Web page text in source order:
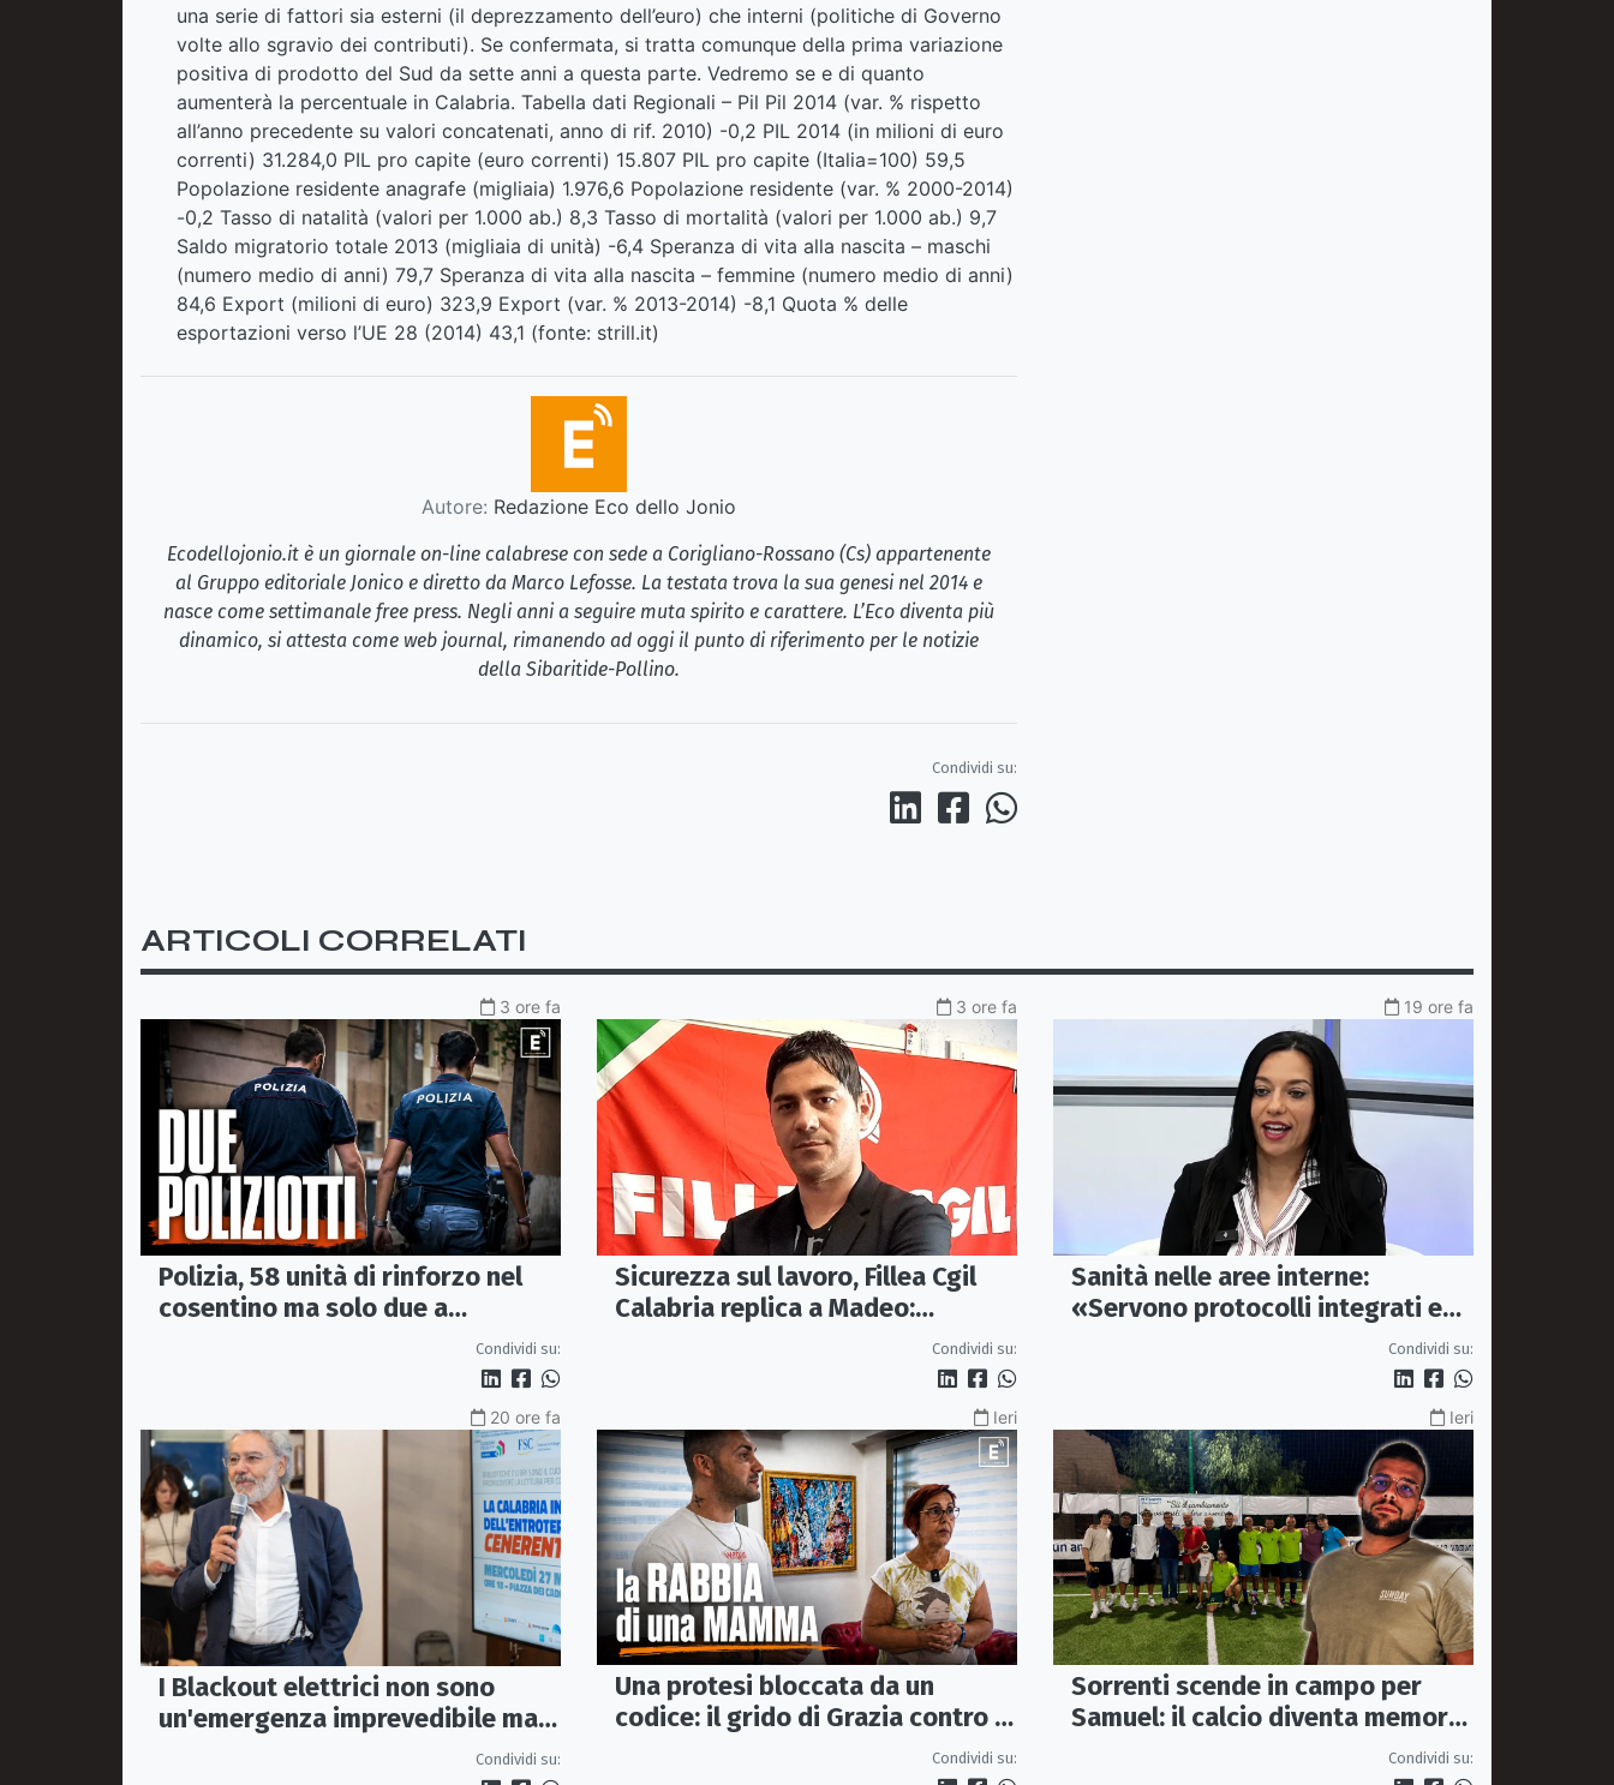
una serie di fattori sia esterni (il deprezzamento dell’euro) che interni (politiche di Governo
volte allo sgravio dei contributi). Se confermata, si tratta comunque della prima variazione
positiva di prodotto del Sud da sette anni a questa parte. Vedremo se e di quanto
aumenterà la percentuale in Calabria. Tabella dati Regionali – Pil Pil 2014 (var. % rispetto
all’anno precedente su valori concatenati, anno di rif. 2010) -0,2 PIL 2014 (in milioni di euro
correnti) 31.284,0 PIL pro capite (euro correnti) 15.807 PIL pro capite (Italia=100) 59,5
Popolazione residente anagrafe (migliaia) 1.976,6 Popolazione residente (var. % 2000-2014)
-0,2 Tasso di natalità (valori per 1.000 ab.) 8,3 Tasso di mortalità (valori per 1.000 ab.) 9,7
Saldo migratorio totale 2013 (migliaia di unità) -6,4 Speranza di vita alla nascita – maschi
(numero medio di anni) 79,7 Speranza di vita alla nascita – femmine (numero medio di anni)
84,6 Export (milioni di euro) 323,9 Export (var. % 2013-2014) -8,1 Quota % delle
esportazioni verso l’UE 28 (2014) 43,1 (fonte: strill.it)
Autore: Redazione Eco dello Jonio
Ecodellojonio.it è un giornale on-line calabrese con sede a Corigliano-Rossano (Cs) appartenente
al Gruppo editoriale Jonico e diretto da Marco Lefosse. La testata trova la sua genesi nel 2014 e
nasce come settimanale free press. Negli anni a seguire muta spirito e carattere. L’Eco diventa più
dinamico, si attesta come web journal, rimanendo ad oggi il punto di riferimento per le notizie
della Sibaritide-Pollino.
Condividi su:
ARTICOLI CORRELATI
3 ore fa
Polizia, 58 unità di rinforzo nel
cosentino ma solo due a
Corigliano-Rossano e due aCondividi su:
3 ore fa
Sicurezza sul lavoro, Fillea Cgil
Calabria replica a Madeo:
«Servono controlli, non incentivi
Condividi su:
19 ore fa
Sanità nelle aree interne:
«Servono protocolli integrati e
mezzi dedicati per garantireCondividi su:
20 ore fa
I Blackout elettrici non sono
un'emergenza imprevedibile ma
Condividi su:
Ieri
Una protesi bloccata da un
codice: il grido di Grazia contro la
Condividi su:
Ieri
Sorrenti scende in campo per
Samuel: il calcio diventa memoria
Condividi su: